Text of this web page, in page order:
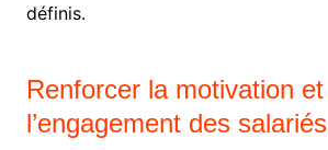
définis.
Renforcer la motivation et
l’engagement des salariés